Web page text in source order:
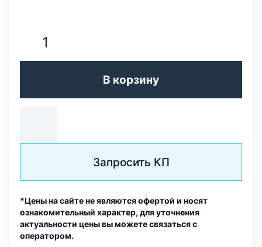
В корзину
Запросить КП
*Цены на сайте не являются офертой и носят
ознакомительный характер, для уточнения
актуальности цены вы можете связаться с
оператором.